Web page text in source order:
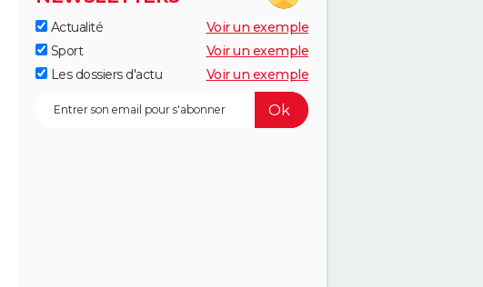
Actualité
Voir un exemple
Sport
Voir un exemple
Les dossiers d'actu
Voir un exemple